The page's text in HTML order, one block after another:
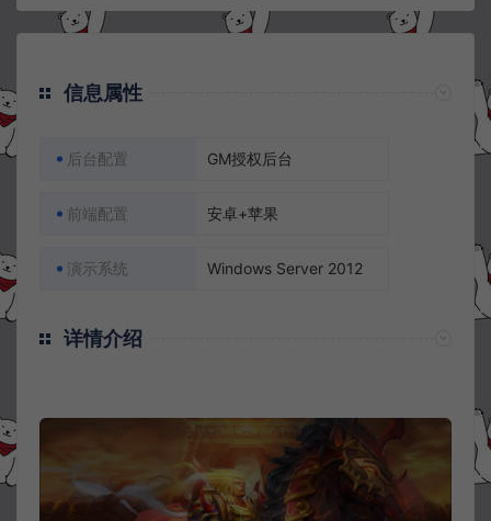
信息属性
后台配置 GM授权后台
前端配置 安卓+苹果
演示系统 Windows Server 2012
详情介绍